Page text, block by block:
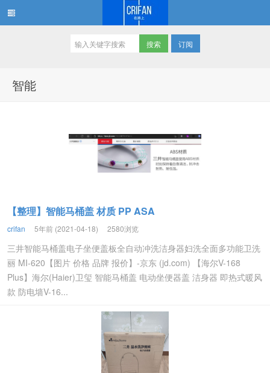
订阅
智能
【整理】智能马桶盖 材质 PP ASA
crifan 5年前 (2021-04-18) 2580浏览
三井智能马桶盖电子坐便盖板全自动冲洗洁身器妇洗全面多功能卫洗
丽 MI-620【图片 价格 品牌 报价】-京东 (jd.com) 【海尔V-168
Plus】海尔(Haier)卫玺 智能马桶盖 电动坐便器盖 洁身器 即热式暖风
款 防电墙V-16...